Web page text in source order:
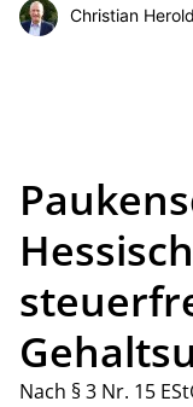
Christian Herold
Nach § 3 Nr. 15